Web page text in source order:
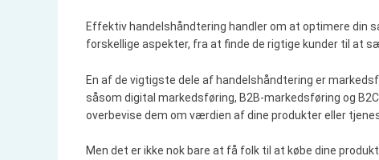
Effektiv handelshåndtering handler om at optimere din
forskellige aspekter, fra at finde de rigtige kunder til at
En af de vigtigste dele af handelshåndtering er
såsom digital markedsføring, B2B-markedsføring og
overbevise dem om værdien af dine produkter eller
Men det er ikke nok bare at få folk til at købe dine